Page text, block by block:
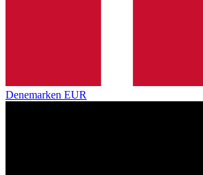
Denemarken EUR